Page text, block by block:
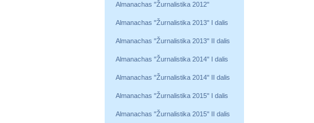
Almanachas "Žurnalistika 2012"
Almanachas "Žurnalistika 2013" I dalis
Almanachas "Žurnalistika 2013" II dalis
Almanachas "Žurnalistika 2014" I dalis
Almanachas "Žurnalistika 2014" II dalis
Almanachas "Žurnalistika 2015" I dalis
Almanachas "Žurnalistika 2015" II dalis